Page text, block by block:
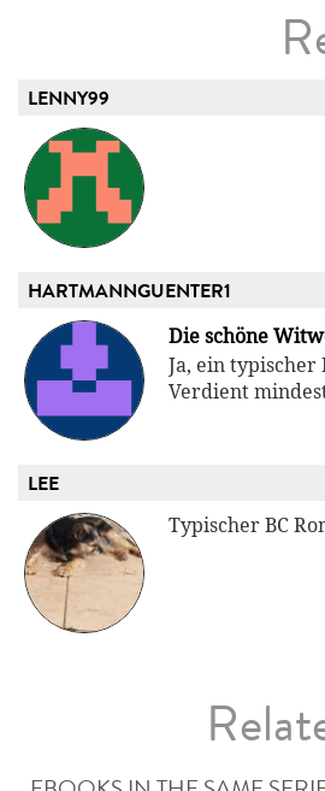
LENNY99
HARTMANNGUENTER1
Die schöne
Ja, ein typischer
Verdient
LEE
Typischer BC